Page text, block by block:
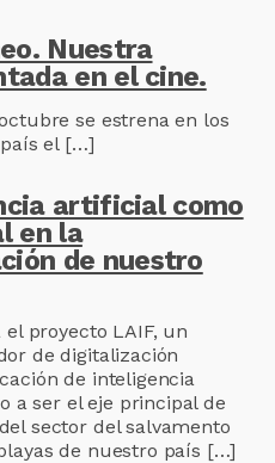
Nuestra
en el cine.
se estrena en los
el […]
artificial como
en la
de nuestro
proyecto LAIF, un
de digitalización
de inteligencia
a ser el eje principal de
sector del salvamento
de nuestro país […]